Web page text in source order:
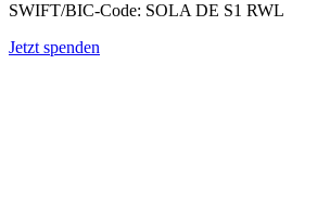
SWIFT/BIC-Code: SOLA DE S1 RWL
Jetzt spenden